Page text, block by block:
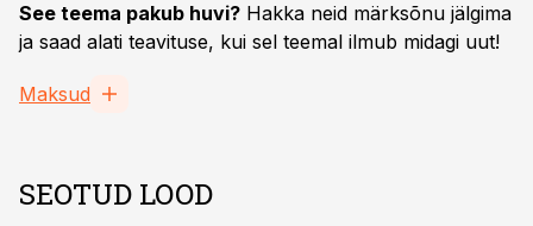
See teema pakub huvi? Hakka neid märksõnu jälgima
ja saad alati teavituse, kui sel teemal ilmub midagi uut!
Maksud
SEOTUD LOOD